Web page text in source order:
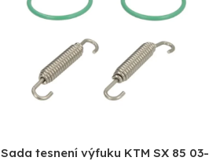
Sada tesnení výfuku KTM SX 85 03-